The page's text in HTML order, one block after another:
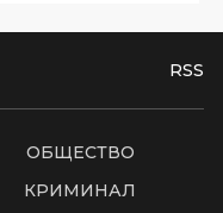
RSS
ОБЩЕСТВО
КРИМИНАЛ